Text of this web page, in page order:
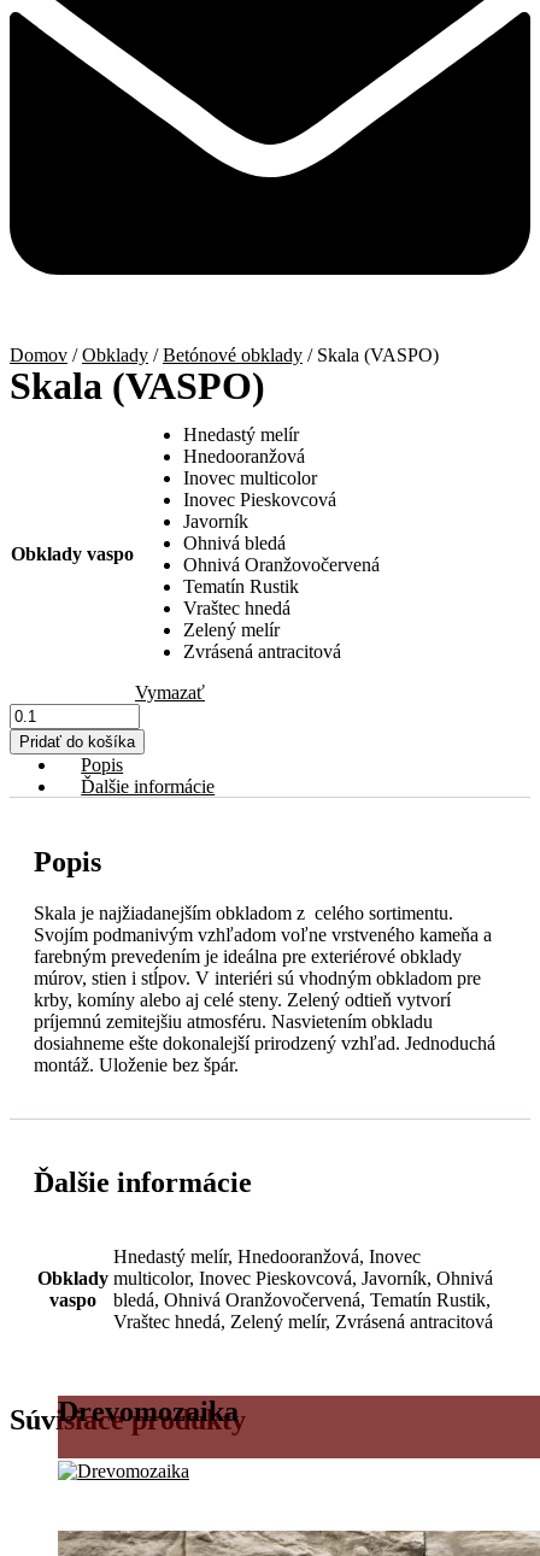
Domov /Obklady /Betónové obklady / Skala (VASPO)
Skala (VASPO)
Obklady vaspo
Hnedastý melír
Hnedooranžová
Inovec multicolor
Inovec Pieskovcová
Javorník
Ohnivá bledá
Ohnivá Oranžovočervená
Tematín Rustik
Vraštec hnedá
Zelený melír
Zvrásená antracitová
Vymazať
množstvo
Skala
(VASPO)
Pridať do košíka
Popis
Ďalšie informácie
Popis
Skala je najžiadanejším obkladom z celého sortimentu.
Svojím podmanivým vzhľadom voľne vrstveného kameňa a
farebným prevedením je ideálna pre exteriérové obklady
múrov, stien i stĺpov. V interiéri sú vhodným obkladom pre
krby, komíny alebo aj celé steny. Zelený odtieň vytvorí
príjemnú zemitejšiu atmosféru. Nasvietením obkladu
dosiahneme ešte dokonalejší prirodzený vzhľad. Jednoduchá
montáž. Uloženie bez špár.
Ďalšie informácie
Obklady
vaspo
Hnedastý melír, Hnedooranžová, Inovec
multicolor, Inovec Pieskovcová, Javorník, Ohnivá
bledá, Ohnivá Oranžovočervená, Tematín Rustik,
Vraštec hnedá, Zelený melír, Zvrásená antracitová
Súvisiace produkty
Drevomozaika